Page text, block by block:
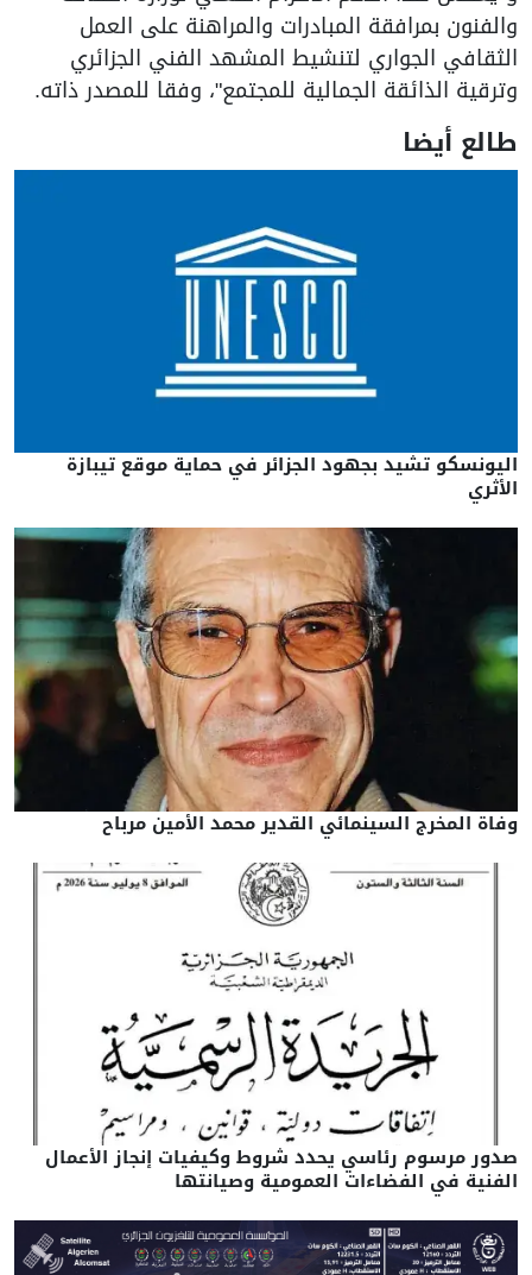
والفنون بمرافقة المبادرات والمراهنة على العمل
الثقافي الجواري لتنشيط المشهد الفني الجزائري
وترقية الذائقة الجمالية للمجتمع"، وفقا للمصدر ذاته.
طالع أيضا
اليونسكو تشيد بجهود الجزائر في حماية موقع تيبازة
الأثري
وفاة المخرج السينمائي القدير محمد الأمين مرباح
صدور مرسوم رئاسي يحدد شروط وكيفيات إنجاز الأعمال
الفنية في الفضاءات العمومية وصيانتها